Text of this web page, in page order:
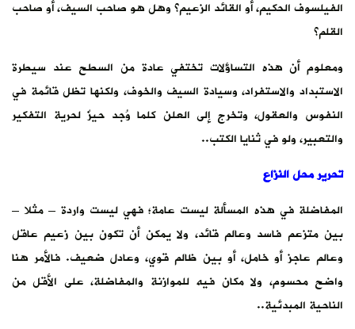
الفيلسوف الحكيم، أو القائد الزعيم؟ وهل هو صاحب السيف، أو صاحب
القلم؟
ومعلوم أن هذه التساؤلات تختفي عادة من السطح عند سيطرة
الاستبداد والاستفراد، وسيادة السيف والخوف، ولكنها تظل قائمة في
النفوس والعقول، وتخرج إلى العلن كلما وُجد حيزٌ لحرية التفكير
والتعبير، ولو في ثنايا الكتب..
تحرير محل النزاع
المفاضلة في هذه المسألة ليست عامة؛ فهي ليست واردة – مثلا –
بين متزعم فاسد وعالم قائد، ولا يمكن أن تكون بين زعيم عاقل
وعالم عاجز أو خامل، أو بين ظالم قوي، وعادل ضعيف. فالأمر هنا
واضح محسوم، ولا مكان فيه للموازنة والمفاضلة، على الأقل من
الناحية المبدئية..